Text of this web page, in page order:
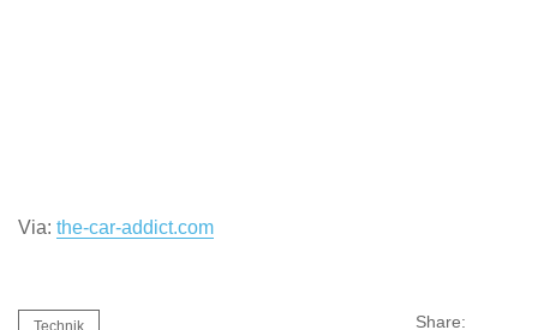
Via: the-car-addict.com
Technik Share: